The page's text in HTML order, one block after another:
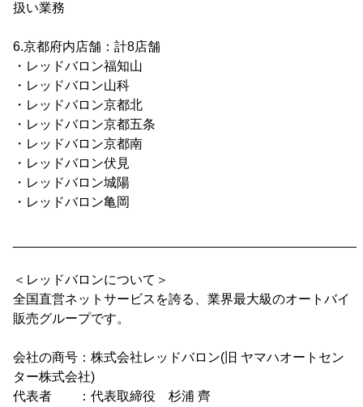
扱い業務
6.京都府内店舗：計8店舗
・レッドバロン福知山
・レッドバロン山科
・レッドバロン京都北
・レッドバロン京都五条
・レッドバロン京都南
・レッドバロン伏見
・レッドバロン城陽
・レッドバロン亀岡
＜レッドバロンについて＞
全国直営ネットサービスを誇る、業界最大級のオートバイ
販売グループです。
会社の商号：株式会社レッドバロン(旧 ヤマハオートセン
ター株式会社)
代表者 ：代表取締役 杉浦 齊